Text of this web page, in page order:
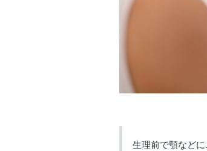
生理前で顎など